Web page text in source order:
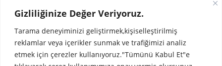
Gizliliğinize Değer Veriyoruz.
Tarama deneyiminizi geliştirmek,kişiselleştirilmiş
reklamlar veya içerikler sunmak ve trafiğimizi analiz
etmek için çerezler kullanıyoruz."Tümünü Kabul Et"e
Jac
Forklift Fiyatları